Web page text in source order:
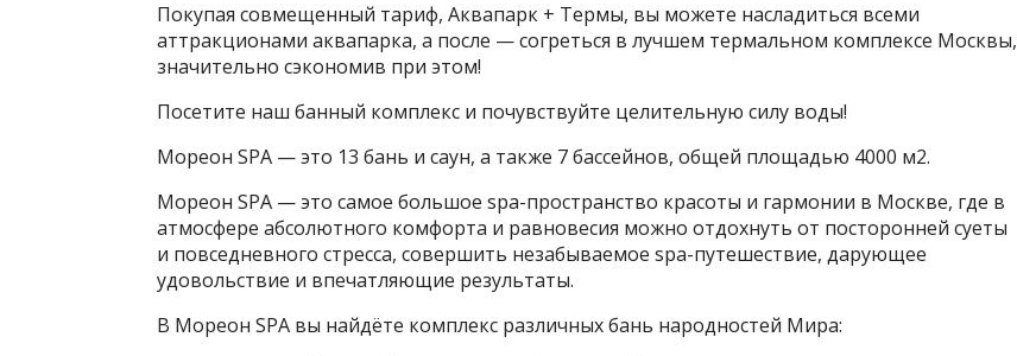
Покупая совмещенный тариф, Аквапарк + Термы, вы можете насладиться всеми
аттракционами аквапарка, а после — согреться в лучшем термальном комплексе Москвы,
значительно сэкономив при этом!
Посетите наш банный комплекс и почувствуйте целительную силу воды!
Мореон SPA — это 13 бань и саун, а также 7 бассейнов, общей площадью 4000 м2.
Мореон SPA — это самое большое spa-пространство красоты и гармонии в Москве, где в
атмосфере абсолютного комфорта и равновесия можно отдохнуть от посторонней суеты
и повседневного стресса, совершить незабываемое spa-путешествие, дарующее
удовольствие и впечатляющие результаты.
В Мореон SPA вы найдёте комплекс различных бань народностей Мира: